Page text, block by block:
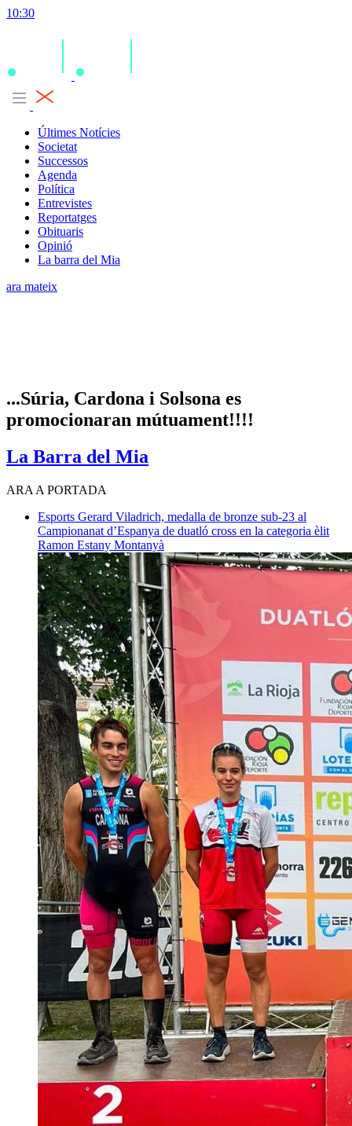
10:30
Últimes Notícies
Societat
Successos
Agenda
Política
Entrevistes
Reportatges
Obituaris
Opinió
La barra del Mia
ara mateix
...Súria, Cardona i Solsona es
promocionaran mútuament!!!!
La Barra del Mia
ARA A PORTADA
Esports Gerard Viladrich, medalla de bronze sub-23 al
Campionanat d’Espanya de duatló cross en la categoria èlit
Ramon Estany Montanyà